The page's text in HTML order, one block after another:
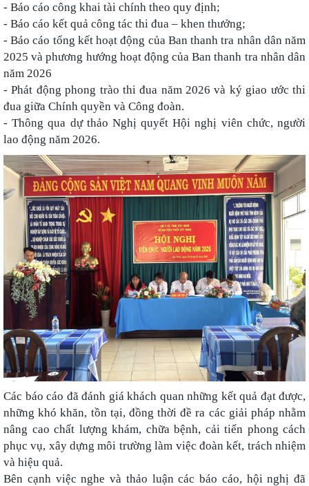
- Báo cáo công khai tài chính theo quy định;
- Báo cáo kết quả công tác thi đua – khen thưởng;
- Báo cáo tổng kết hoạt động của Ban thanh tra nhân dân năm
2025 và phương hướng hoạt động của Ban thanh tra nhân dân
năm 2026
- Phát động phong trào thi đua năm 2026 và ký giao ước thi
đua giữa Chính quyền và Công đoàn.
- Thông qua dự thảo Nghị quyết Hội nghị viên chức, người
lao động năm 2026.
Các báo cáo đã đánh giá khách quan những kết quả đạt được,
những khó khăn, tồn tại, đồng thời đề ra các giải pháp nhằm
nâng cao chất lượng khám, chữa bệnh, cải tiến phong cách
phục vụ, xây dựng môi trường làm việc đoàn kết, trách nhiệm
và hiệu quả.
Bên cạnh việc nghe và thảo luận các báo cáo, hội nghị đã